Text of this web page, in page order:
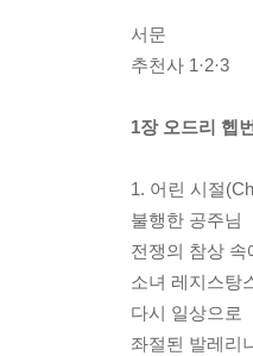
서문
추천사 1·2·3
1장 오드리 헵번
1. 어린 시절
불행한 공주님
전쟁의 참상 속
소녀 레지스탕
다시 일상으로
좌절된 발레리